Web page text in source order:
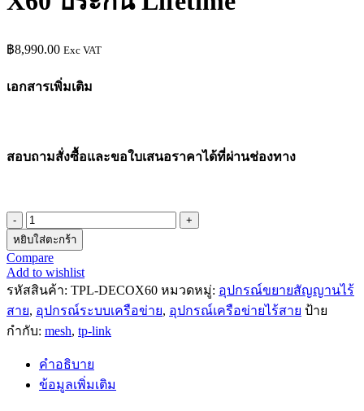
฿8,990.00 Exc VAT
เอกสารเพิ่มเติม
สอบถามสั่งซื้อและขอใบเสนอราคาได้ที่ผ่านช่องทาง
จำนวน
ตัว
ขยาย
สัญญาณ
สาย
MESH
TP-
LINK
หยิบใส่ตะกร้า
Compare
Add to wishlist
รหัสสินค้า: TPL-DECOX60 หมวดหมู่: อุปกรณ์ขยายสัญญานไร้
สาย, อุปกรณ์ระบบเครือข่าย, อุปกรณ์เครือข่ายไร้สาย ป้าย
กำกับ: mesh, tp-link
คำอธิบาย
ข้อมูลเพิ่มเติม